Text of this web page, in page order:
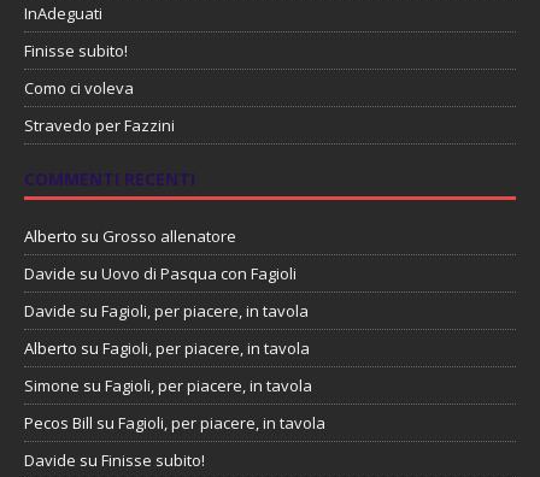
InAdeguati
Finisse subito!
Como ci voleva
Stravedo per Fazzini
COMMENTI RECENTI
Alberto su Grosso allenatore
Davide su Uovo di Pasqua con Fagioli
Davide su Fagioli, per piacere, in tavola
Alberto su Fagioli, per piacere, in tavola
Simone su Fagioli, per piacere, in tavola
Pecos Bill su Fagioli, per piacere, in tavola
Davide su Finisse subito!